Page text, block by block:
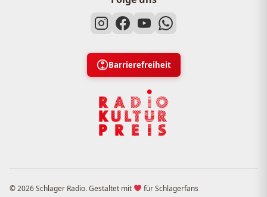
Barrierefreiheit
© 2026 Schlager Radio. Gestaltet mit für Schlagerfans